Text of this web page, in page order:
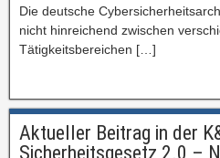
Die deutsche
nicht hinreichend zwischen
Tätigkeitsbereichen […]
Aktueller Beitrag in der
Sicherheitsgesetz 2.0 –